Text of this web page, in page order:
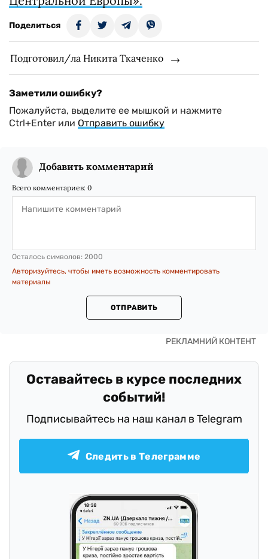
Поделиться
Подготовил/ла Никита Ткаченко
Заметили ошибку?
Пожалуйста, выделите ее мышкой и нажмите
Ctrl+Enter или Отправить ошибку
Добавить комментарий
Всего комментариев: 0
Осталось символов: 2000
Авторизуйтесь, чтобы иметь возможность комментировать
материалы
ОТПРАВИТЬ
Оставайтесь в курсе последних
событий!
Подписывайтесь на наш канал в Telegram
Следить в Телеграмме